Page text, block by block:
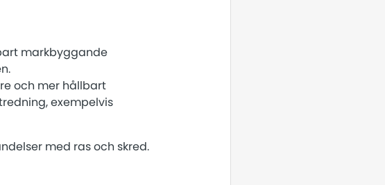
markbyggande
och mer hållbart
exempelvis
med ras och skred.